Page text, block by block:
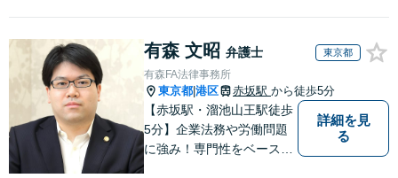
有森 文昭 弁護士 東京都
有森FA法律事務所
東京都 港区 赤坂駅 から徒歩5分
【赤坂駅・溜池山王駅徒歩
5分】企業法務や労働問題
に強み！専門性をベースに
詳細を見
る